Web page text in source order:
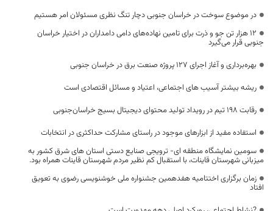
در موضوع سوخت در خراسان جنوبی دچار تنگ نظری مسئولان امر هستیم
۱۲ هزار تن جو و ذرت برای تامین نهاده‌های دامی دامداران در اختیار خراسان‌
جنوبی قرار می‌گیرد
بهره‌برداری و آغاز اجرای ۱۲۷ پروژه صنعت برق در خراسان جنوبی
ریشه بیشتر آسیب های اجتماعی، اعتیاد و مسائل اقتصادی است
رقابت ۱۹۸ تیم در رویداد تولید محتوای دیجیتال بسیج خراسان‌جنوبی
استفاده مفید از ابزارهای موجود در راستای مشارکت حداکثری در انتخابات
سومین نمایشگاه منطقه ای- ترویجی صنایع دستی استان های شرق کشور به
میزبانی شهرستان قاینات، با استقبال کم نظیر مردم شهرستان قاینات همراه بود.
زمان برگزاری اختتامیه هفدهمین جشنواره ملی خوشنویسی رضوی به تعویق
افتاد